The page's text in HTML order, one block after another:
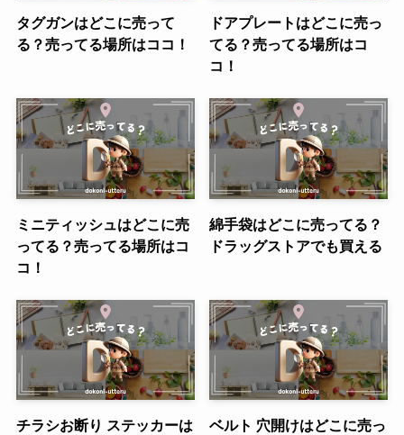
タグガンはどこに売って
る？売ってる場所はココ！
ドアプレートはどこに売っ
てる？売ってる場所はコ
コ！
ミニティッシュはどこに売
ってる？売ってる場所はコ
コ！
綿手袋はどこに売ってる？
ドラッグストアでも買える
チラシお断り ステッカーは
ベルト 穴開けはどこに売っ